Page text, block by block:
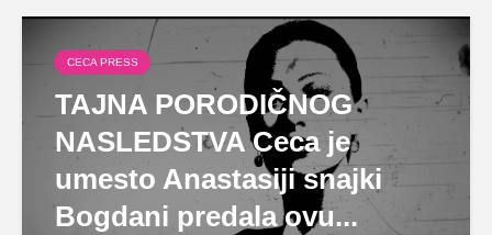
CECA PRESS
TAJNA PORODIČNOG
NASLEDSTVA Ceca je
umesto Anastasiji snajki
Bogdani predala ovu...